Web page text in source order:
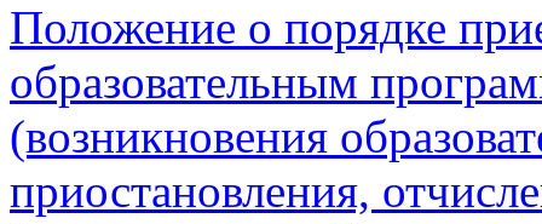
Положение о порядке
образовательным
(возникновения
приостановления,